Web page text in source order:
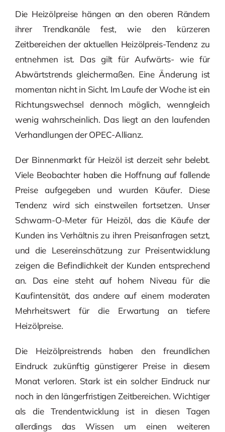
Die Heizölpreise hängen an den oberen Rändern
ihrer Trendkanäle fest, wie den kürzeren
Zeitbereichen der aktuellen Heizölpreis-Tendenz zu
entnehmen ist. Das gilt für Aufwärts- wie für
Abwärtstrends gleichermaßen. Eine Änderung ist
momentan nicht in Sicht. Im Laufe der Woche ist ein
Richtungswechsel dennoch möglich, wenngleich
wenig wahrscheinlich. Das liegt an den laufenden
Verhandlungen der OPEC-Allianz.
Der Binnenmarkt für Heizöl ist derzeit sehr belebt.
Viele Beobachter haben die Hoffnung auf fallende
Preise aufgegeben und wurden Käufer. Diese
Tendenz wird sich einstweilen fortsetzen. Unser
Schwarm-O-Meter für Heizöl, das die Käufe der
Kunden ins Verhältnis zu ihren Preisanfragen setzt,
und die Lesereinschätzung zur Preisentwicklung
zeigen die Befindlichkeit der Kunden entsprechend
an. Das eine steht auf hohem Niveau für die
Kaufintensität, das andere auf einem moderaten
Mehrheitswert für die Erwartung an tiefere
Heizölpreise.
Die Heizölpreistrends haben den freundlichen
Eindruck zukünftig günstigerer Preise in diesem
Monat verloren. Stark ist ein solcher Eindruck nur
noch in den längerfristigen Zeitbereichen. Wichtiger
als die Trendentwicklung ist in diesen Tagen
allerdings das Wissen um einen weiteren